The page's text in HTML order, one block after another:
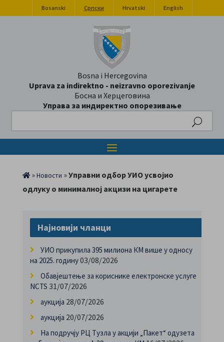
Bosanski Српски Hrvatski English
Bosna i Hercegovina
Uprava za indirektno - neizravno oporezivanje
Босна и Херцеговина
Управа за индиректно опорезивање
»Новости »Управни одбор УИО усвојио
одлуку о минималној акцизи на цигарете
Најновији чланци
УИО прикупила 395 милиона КМ више у односу
на 2025. годину03/08/2026
Обавјештење за кориснике електронске услуге
NCTS 31/07/2026
аукција 28/07/2026
аукција 20/07/2026
На подручју РЦ Тузла у акцији „Пакет“ одузета